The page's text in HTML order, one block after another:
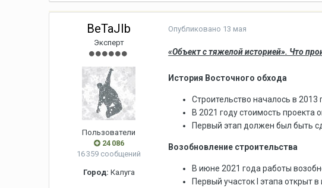
BeTaJIb
Эксперт
Пользователи
24 086
16 359 сообщений
Город: Калуга
Опубликовано 13 мая
«Объект с тяжелой историей». Что
История Восточного обхода
Строительство началось в
В 2021 году стоимость проекта
Первый этап должен был быть
Возобновление строительства
В июне 2021 года работы
Первый участок I этапа открыт